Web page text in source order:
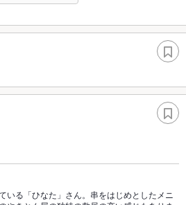
いる「ひなた」さん。串をはじめとしたメニ